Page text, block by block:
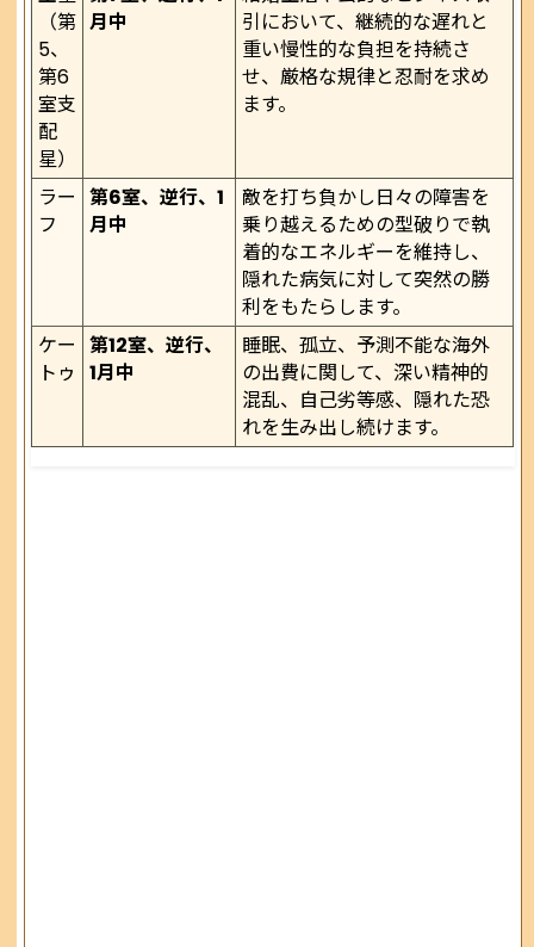
（第
5、
第6
室支
配
星）
月中
引において、継続的な遅れと
重い慢性的な負担を持続さ
せ、厳格な規律と忍耐を求め
ます。
ラー
フ
第6室、逆行、1
月中
敵を打ち負かし日々の障害を
乗り越えるための型破りで執
着的なエネルギーを維持し、
隠れた病気に対して突然の勝
利をもたらします。
ケー
トゥ
第12室、逆行、
1月中
睡眠、孤立、予測不能な海外
の出費に関して、深い精神的
混乱、自己劣等感、隠れた恐
れを生み出し続けます。